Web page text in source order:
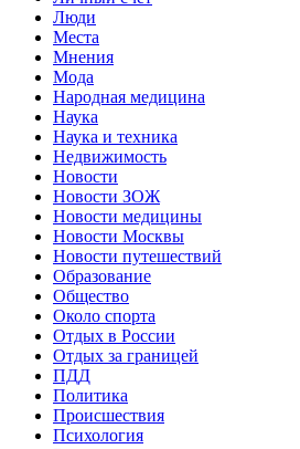
Люди
Места
Мнения
Мода
Народная медицина
Наука
Наука и техника
Недвижимость
Новости
Новости ЗОЖ
Новости медицины
Новости Москвы
Новости путешествий
Образование
Общество
Около спорта
Отдых в России
Отдых за границей
ПДД
Политика
Происшествия
Психология